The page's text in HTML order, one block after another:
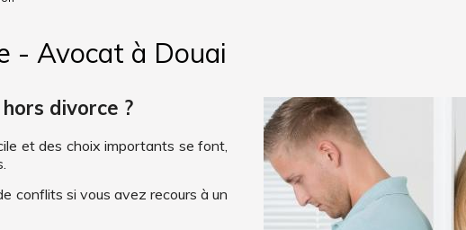
- Avocat à Douai
divorce ?
et des choix importants se font,
conflits si vous avez recours à un